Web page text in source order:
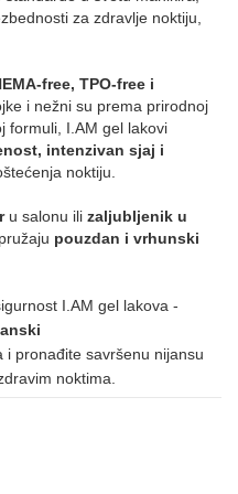
013 015
215
002
032 034
za zdravlje noktiju,
free, TPO-free i
i nežni su prema prirodnoj
formuli, I.AM gel lakovi
intenzivan sjaj i
noktiju.
u salonu ili zaljubljenik u
pouzdan i vrhunski
I.AM gel lakova -
i pronađite savršenu nijansu
noktima.